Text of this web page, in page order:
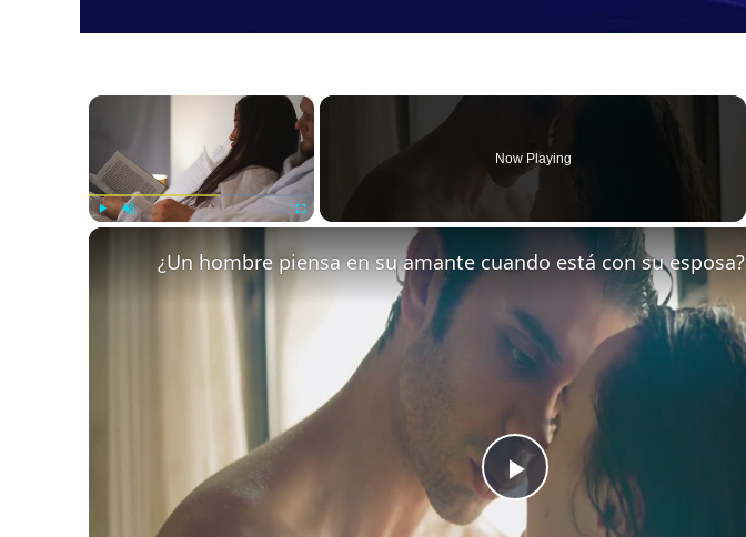
×
Now Playing
Play
¿Un hombre piensa en su amante cuando está con su esposa?